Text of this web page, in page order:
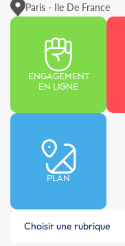
Paris - Ile De France
ENGAGEMENT
EN LIGNE
PLAN
Choisir une rubrique